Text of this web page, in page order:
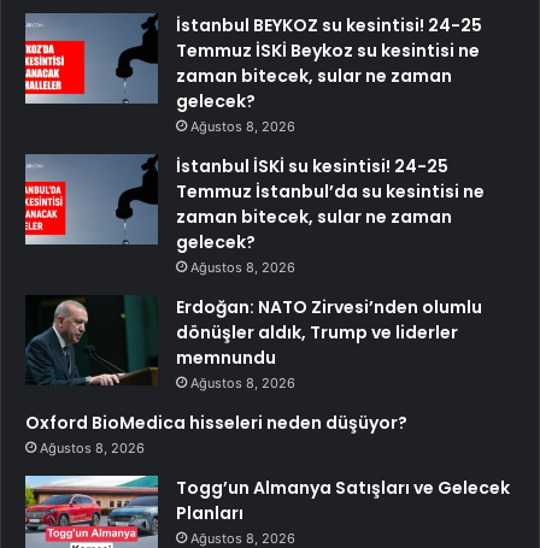
İstanbul BEYKOZ su kesintisi! 24-25
Temmuz İSKİ Beykoz su kesintisi ne
zaman bitecek, sular ne zaman
gelecek?
Ağustos 8, 2026
İstanbul İSKİ su kesintisi! 24-25
Temmuz İstanbul’da su kesintisi ne
zaman bitecek, sular ne zaman
gelecek?
Ağustos 8, 2026
Erdoğan: NATO Zirvesi’nden olumlu
dönüşler aldık, Trump ve liderler
memnundu
Ağustos 8, 2026
Oxford BioMedica hisseleri neden düşüyor?
Ağustos 8, 2026
Togg’un Almanya Satışları ve Gelecek
Planları
Ağustos 8, 2026